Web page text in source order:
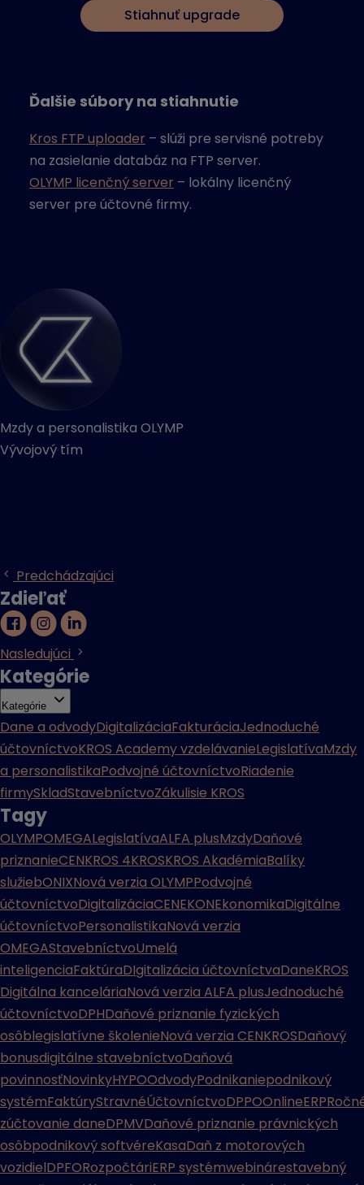
Stiahnuť upgrade
Ďalšie súbory na stiahnutie
Kros FTP uploader – slúži pre servisné potreby
na zasielanie databáz na FTP server.
OLYMP licenčný server – lokálny licenčný
server pre účtovné firmy.
Mzdy a personalistika OLYMP
Vývojový tím
Predchádzajúci
Zdieľať
Nasledujúci
Kategórie
Kategórie
Dane a odvodyDigitalizáciaFakturáciaJednoduché
účtovníctvoKROS Academy vzdelávanieLegislatívaMzdy
a personalistikaPodvojné účtovníctvoRiadenie
firmySkladStavebníctvoZákulisie KROS
Tagy
OLYMPOMEGALegislatívaALFA plusMzdyDaňové
priznanieCENKROS 4KROSKROS AkadémiaBalíky
služiebONIXNová verzia OLYMPPodvojné
účtovníctvoDigitalizáciaCENEKONEkonomikaDigitálne
účtovníctvoPersonalistikaNová verzia
OMEGAStavebníctvoUmelá
inteligenciaFaktúraDIgitalizácia účtovníctvaDaneKROS
Digitálna kanceláriaNová verzia ALFA plusJednoduché
účtovníctvoDPHDaňové priznanie fyzických
osôblegislatívne školenieNová verzia CENKROSDaňový
bonusdigitálne stavebníctvoDaňová
povinnosťNovinkyHYPOOdvodyPodnikaniepodnikový
systémFaktúryStravnéÚčtovníctvoDPPOOnlineERP
zúčtovanie daneDPMVDaňové priznanie právnických
osôbpodnikový softvéreKasaDaň z motorových
vozidielDPFORozpočtáriERP systémwebinárestavebný